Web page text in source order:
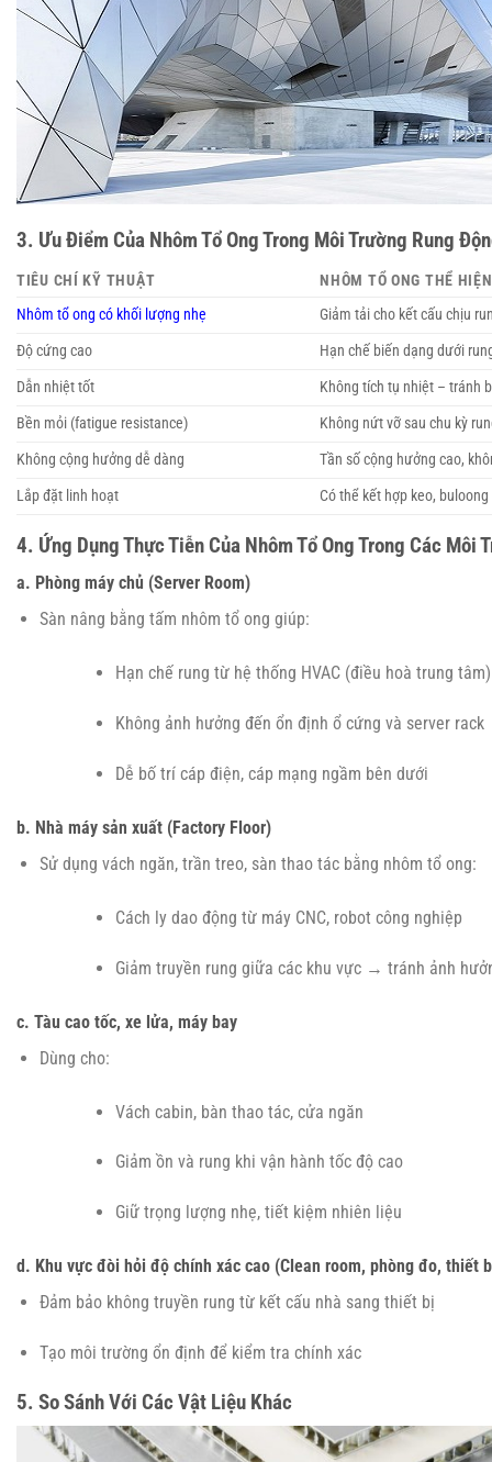
3. Ưu Điểm Của Nhôm Tổ Ong Trong Môi Trường Rung
TIÊU CHÍ KỸ THUẬT
NHÔM TỔ ONG THỂ
Nhôm tổ ong có khối lượng nhẹ
Giảm tải cho kết cấu chịu
Độ cứng cao
Hạn chế biến dạng dưới
Dẫn nhiệt tốt
Không tích tụ nhiệt – tránh
Bền mỏi (fatigue resistance)
Không nứt vỡ sau chu kỳ
Không cộng hưởng dễ dàng
Tần số cộng hưởng cao,
Lắp đặt linh hoạt
Có thể kết hợp keo,
4. Ứng Dụng Thực Tiễn Của Nhôm Tổ Ong Trong Các Môi
a. Phòng máy chủ (Server Room)
Sàn nâng bằng tấm nhôm tổ ong giúp:
Hạn chế rung từ hệ thống HVAC (điều hoà trung tâm)
Không ảnh hưởng đến ổn định ổ cứng và server rack
Dễ bố trí cáp điện, cáp mạng ngầm bên dưới
b. Nhà máy sản xuất (Factory Floor)
Sử dụng vách ngăn, trần treo, sàn thao tác bằng nhôm tổ ong:
Cách ly dao động từ máy CNC, robot công nghiệp
Giảm truyền rung giữa các khu vực → tránh ảnh
c. Tàu cao tốc, xe lửa, máy bay
Dùng cho:
Vách cabin, bàn thao tác, cửa ngăn
Giảm ồn và rung khi vận hành tốc độ cao
Giữ trọng lượng nhẹ, tiết kiệm nhiên liệu
d. Khu vực đòi hỏi độ chính xác cao (Clean room, phòng đo, thiết
Đảm bảo không truyền rung từ kết cấu nhà sang thiết bị
Tạo môi trường ổn định để kiểm tra chính xác
5. So Sánh Với Các Vật Liệu Khác